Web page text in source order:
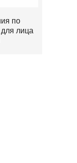
по
лица